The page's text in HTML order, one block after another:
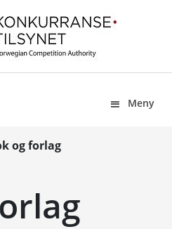
Meny
og forlag